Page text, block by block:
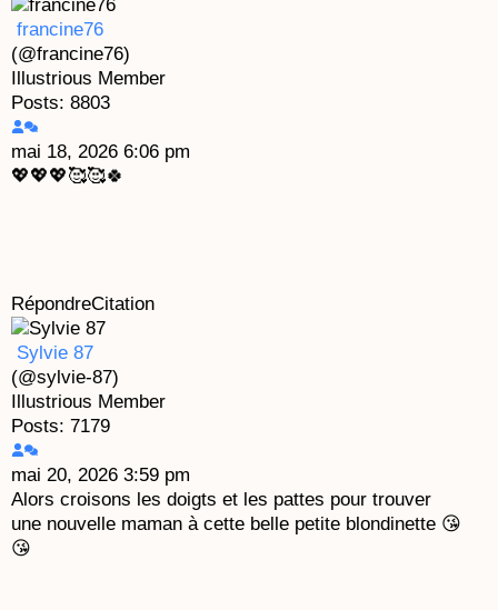
francine76
(@francine76)
Illustrious Member
Posts: 8803
mai 18, 2026 6:06 pm
💖💖💖🥰🥰🍀
RépondreCitation
Sylvie 87
(@sylvie-87)
Illustrious Member
Posts: 7179
mai 20, 2026 3:59 pm
Alors croisons les doigts et les pattes pour trouver
une nouvelle maman à cette belle petite blondinette 😘
😘